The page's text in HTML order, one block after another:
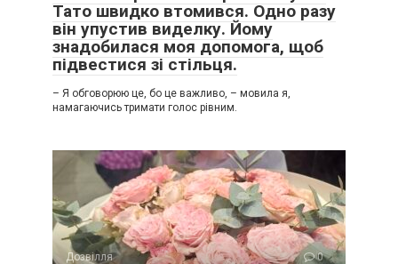
Тато швидко втомився. Одно разу
він упустив виделку. Йому
знадобилася моя допомога, щоб
підвестися зі стільця.
– Я обговорюю це, бо це важливо, – мовила я,
намагаючись тримати голос рівним.
Дозвілля 0